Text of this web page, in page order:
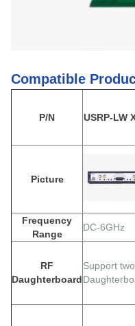
Compatible
P/N USRP-LW
Picture
Frequency
Range
DC-6GHz
RF
Daughterboard
Support two